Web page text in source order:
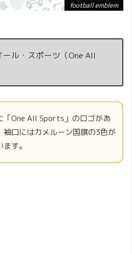
football emblem
ール・スポーツ（One All
「One All Sports」のロゴがあ
袖口にはカメルーン国旗の3色が
す。